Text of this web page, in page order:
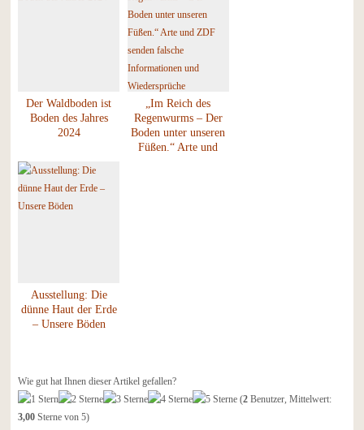
Der Waldboden ist
Boden des Jahres
2024
„Im Reich des
Regenwurms – Der
Boden unter unseren
Füßen.“ Arte und
Ausstellung: Die
dünne Haut der Erde
– Unsere Böden
Wie gut hat Ihnen dieser Artikel gefallen?
(2Benutzer, Mittelwert:
3,00Sterne von 5)